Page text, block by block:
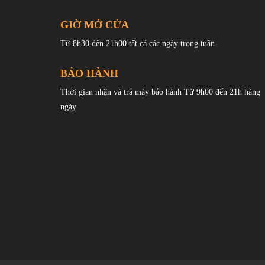
Find X8 Pro cũng được bo cong mềm mại, hoàn thiện
GIỜ MỞ CỬA
Từ 8h30 đến 21h00 tất cả các ngày trong tuần
BẢO HÀNH
Thời gian nhận và trả máy bảo hành Từ 9h00 đến 21h hàng
ngày